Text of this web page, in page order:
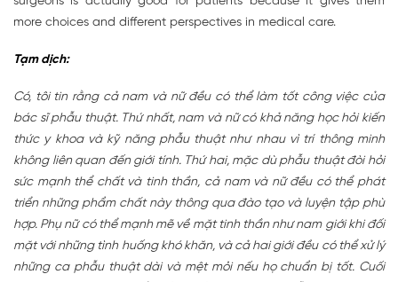
more choices and different perspectives in medical care.
Tạm dịch:
Có, tôi tin rằng cả nam và nữ đều có thể làm tốt công việc của
bác sĩ phẫu thuật. Thứ nhất, nam và nữ có khả năng học hỏi kiến
thức y khoa và kỹ năng phẫu thuật như nhau vì trí thông minh
không liên quan đến giới tính. Thứ hai, mặc dù phẫu thuật đòi hỏi
sức mạnh thể chất và tinh thần, cả nam và nữ đều có thể phát
triển những phẩm chất này thông qua đào tạo và luyện tập phù
hợp. Phụ nữ có thể mạnh mẽ về mặt tinh thần như nam giới khi đối
mặt với những tình huống khó khăn, và cả hai giới đều có thể xử lý
những ca phẫu thuật dài và mệt mỏi nếu họ chuẩn bị tốt. Cuối